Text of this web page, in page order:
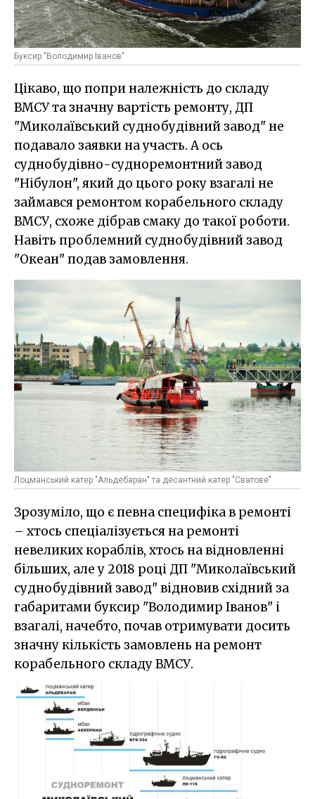
Буксир "Володимир Іванов"
Цікаво, що попри належність до складу
ВМСУ та значну вартість ремонту, ДП
"Миколаївський суднобудівний завод" не
подавало заявки на участь. А ось
суднобудівно-судноремонтний завод
"Нібулон", який до цього року взагалі не
займався ремонтом корабельного складу
ВМСУ, схоже дібрав смаку до такої роботи.
Навіть проблемний суднобудівний завод
"Океан" подав замовлення.
Лоцманський катер "Альдебаран" та десантний катер "Сватове"
Зрозуміло, що є певна специфіка в ремонті
– хтось спеціалізується на ремонті
невеликих кораблів, хтось на відновленні
більших, але у 2018 році ДП "Миколаївський
суднобудівний завод" відновив східний за
габаритами буксир "Володимир Іванов" і
взагалі, начебто, почав отримувати досить
значну кількість замовлень на ремонт
корабельного складу ВМСУ.